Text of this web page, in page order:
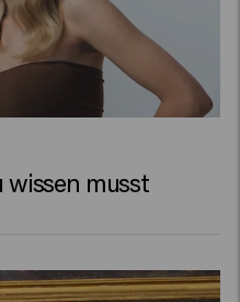
wissen musst